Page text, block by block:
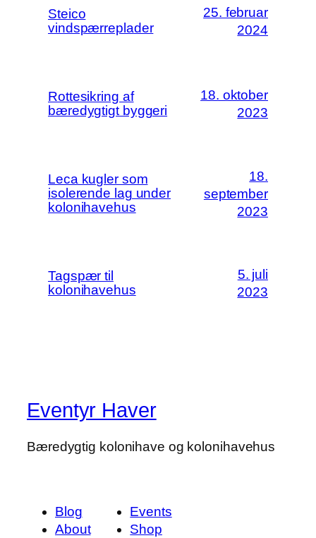
Steico
vindspærreplader
25. februar
2024
Rottesikring af
bæredygtigt byggeri
18. oktober
2023
Leca kugler som
isolerende lag under
kolonihavehus
18.
september
2023
Tagspær til
kolonihavehus
5. juli
2023
Eventyr Haver
Bæredygtig kolonihave og kolonihavehus
Blog
About
Events
Shop